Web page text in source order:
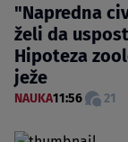
"Napredna
želi da
Hipoteza
ježe
NAUKA11:56 21